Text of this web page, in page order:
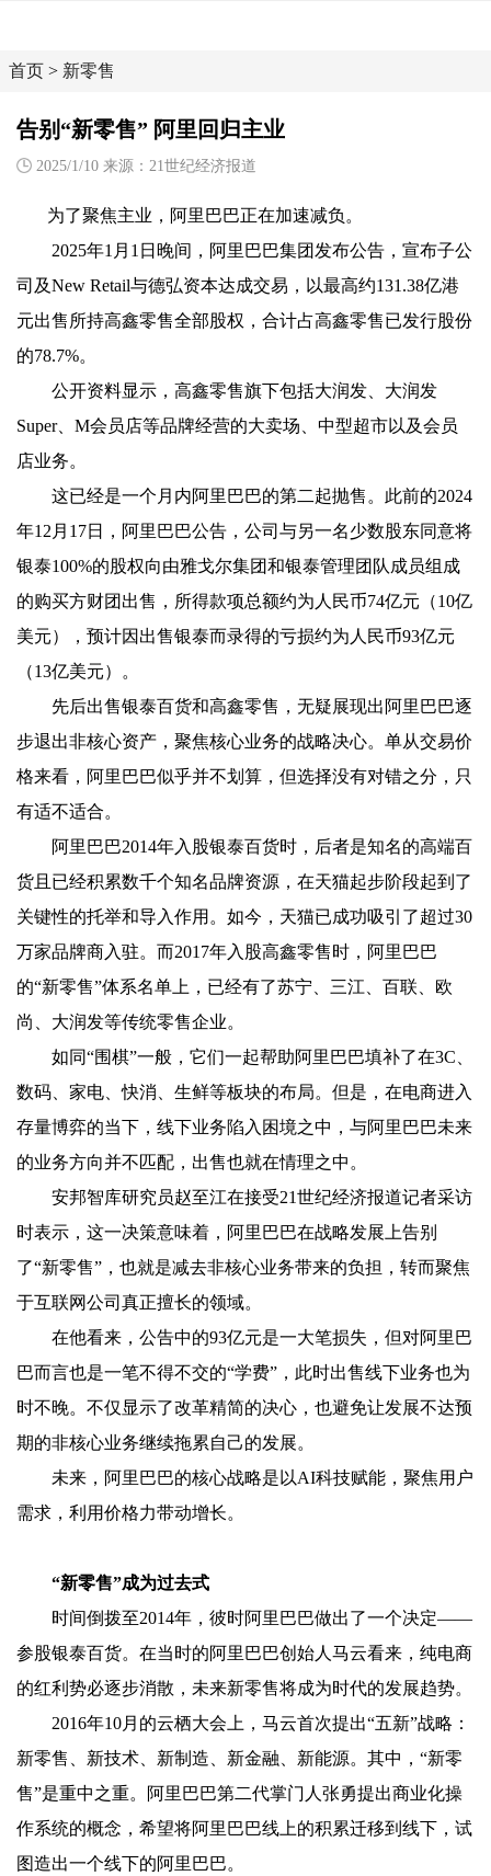
首页 > 新零售
告别“新零售” 阿里回归主业
2025/1/10 来源：21世纪经济报道
为了聚焦主业，阿里巴巴正在加速减负。
2025年1月1日晚间，阿里巴巴集团发布公告，宣布子公
司及New Retail与德弘资本达成交易，以最高约131.38亿港
元出售所持高鑫零售全部股权，合计占高鑫零售已发行股份
的78.7%。
公开资料显示，高鑫零售旗下包括大润发、大润发
Super、M会员店等品牌经营的大卖场、中型超市以及会员
店业务。
这已经是一个月内阿里巴巴的第二起抛售。此前的2024
年12月17日，阿里巴巴公告，公司与另一名少数股东同意将
银泰100%的股权向由雅戈尔集团和银泰管理团队成员组成
的购买方财团出售，所得款项总额约为人民币74亿元（10亿
美元），预计因出售银泰而录得的亏损约为人民币93亿元
（13亿美元）。
先后出售银泰百货和高鑫零售，无疑展现出阿里巴巴逐
步退出非核心资产，聚焦核心业务的战略决心。单从交易价
格来看，阿里巴巴似乎并不划算，但选择没有对错之分，只
有适不适合。
阿里巴巴2014年入股银泰百货时，后者是知名的高端百
货且已经积累数千个知名品牌资源，在天猫起步阶段起到了
关键性的托举和导入作用。如今，天猫已成功吸引了超过30
万家品牌商入驻。而2017年入股高鑫零售时，阿里巴巴
的“新零售”体系名单上，已经有了苏宁、三江、百联、欧
尚、大润发等传统零售企业。
如同“围棋”一般，它们一起帮助阿里巴巴填补了在3C、
数码、家电、快消、生鲜等板块的布局。但是，在电商进入
存量博弈的当下，线下业务陷入困境之中，与阿里巴巴未来
的业务方向并不匹配，出售也就在情理之中。
安邦智库研究员赵至江在接受21世纪经济报道记者采访
时表示，这一决策意味着，阿里巴巴在战略发展上告别
了“新零售”，也就是减去非核心业务带来的负担，转而聚焦
于互联网公司真正擅长的领域。
在他看来，公告中的93亿元是一大笔损失，但对阿里巴
巴而言也是一笔不得不交的“学费”，此时出售线下业务也为
时不晚。不仅显示了改革精简的决心，也避免让发展不达预
期的非核心业务继续拖累自己的发展。
未来，阿里巴巴的核心战略是以AI科技赋能，聚焦用户
需求，利用价格力带动增长。
“新零售”成为过去式
时间倒拨至2014年，彼时阿里巴巴做出了一个决定——
参股银泰百货。在当时的阿里巴巴创始人马云看来，纯电商
的红利势必逐步消散，未来新零售将成为时代的发展趋势。
2016年10月的云栖大会上，马云首次提出“五新”战略：
新零售、新技术、新制造、新金融、新能源。其中，“新零
售”是重中之重。阿里巴巴第二代掌门人张勇提出商业化操
作系统的概念，希望将阿里巴巴线上的积累迁移到线下，试
图造出一个线下的阿里巴巴。